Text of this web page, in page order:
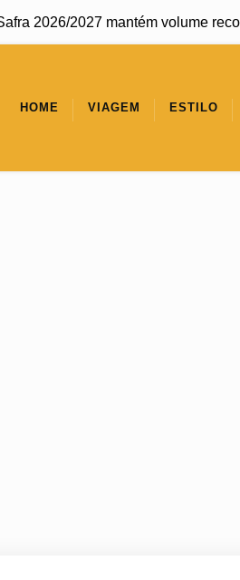
2027 mantém volume recorde,
HOME VIAGEM ESTILO